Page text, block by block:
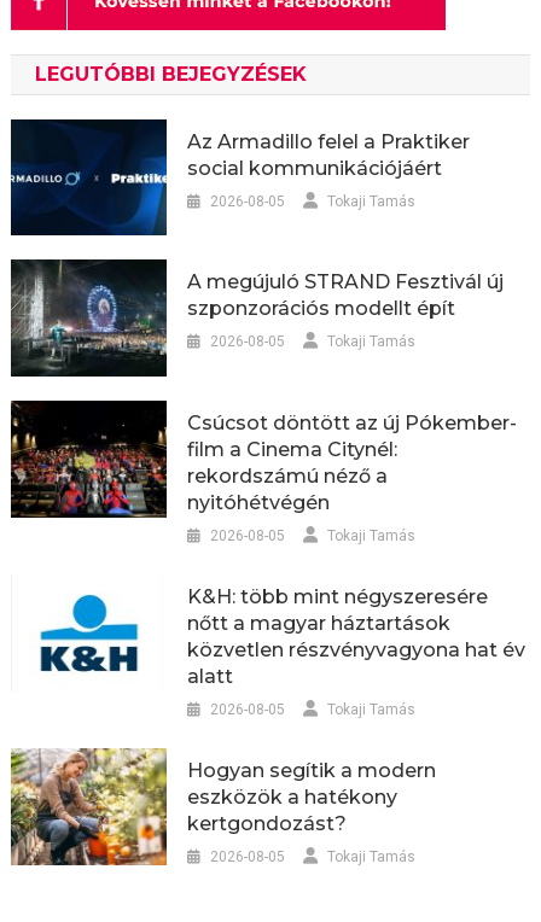
LEGUTÓBBI BEJEGYZÉSEK
Az Armadillo felel a Praktiker
social kommunikációjáért
2026-08-05 Tokaji Tamás
A megújuló STRAND Fesztivál új
szponzorációs modellt épít
2026-08-05 Tokaji Tamás
Csúcsot döntött az új Pókember-
film a Cinema Citynél:
rekordszámú néző a
nyitóhétvégén
2026-08-05 Tokaji Tamás
K&H: több mint négyszeresére
nőtt a magyar háztartások
közvetlen részvényvagyona hat év
alatt
2026-08-05 Tokaji Tamás
Hogyan segítik a modern
eszközök a hatékony
kertgondozást?
2026-08-05 Tokaji Tamás